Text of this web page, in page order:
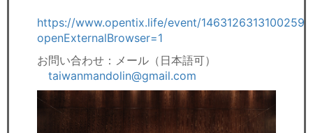
https://www.opentix.life/event/
openExternalBrowser=1
お問い合わせ：メール（日本語可）
taiwanmandolin@gmail.com